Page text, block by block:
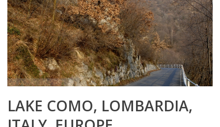
LAKE COMO, LOMBARDIA,